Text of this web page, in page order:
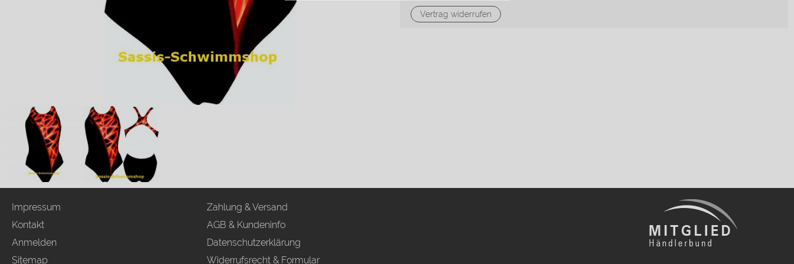
Vertrag widerrufen
Impressum
Kontakt
Anmelden
Sitemap
Zahlung & Versand
AGB & Kundeninfo
Datenschutzerklärung
Widerrufsrecht & Formular